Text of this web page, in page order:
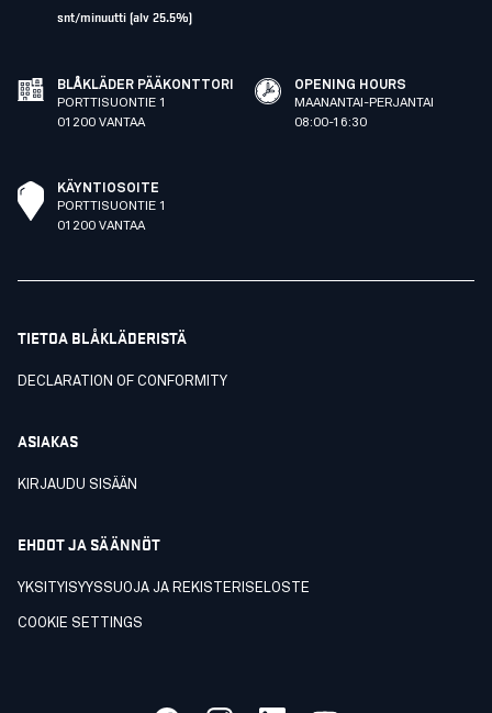
snt/minuutti (alv 25.5%)
BLÅKLÄDER PÄÄKONTTORI
PORTTISUONTIE 1
01200 VANTAA
OPENING HOURS
MAANANTAI-PERJANTAI
08:00-16:30
KÄYNTIOSOITE
PORTTISUONTIE 1
01200 VANTAA
TIETOA BLÅKLÄDERISTÄ
DECLARATION OF CONFORMITY
ASIAKAS
KIRJAUDU SISÄÄN
EHDOT JA SÄÄNNÖT
YKSITYISYYSSUOJA JA REKISTERISELOSTE
COOKIE SETTINGS